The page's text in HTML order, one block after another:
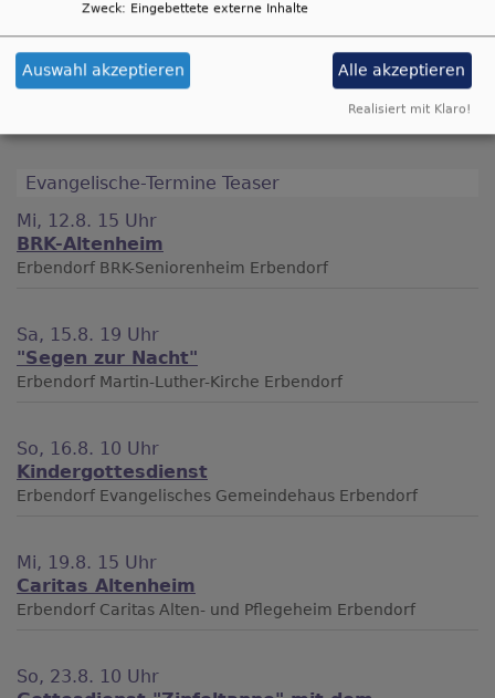
Kindergottesdienst
Erbendorf
Martin-
Evangelische-Termine Teaser
Mi, 12.8. 15 Uhr
BRK-Altenheim
Erbendorf BRK-Seniorenheim Erbendorf
Sa, 15.8. 19 Uhr
"Segen zur Nacht"
Erbendorf Martin-Luther-Kirche Erbendorf
So, 16.8. 10 Uhr
Kindergottesdienst
Erbendorf Evangelisches Gemeindehaus Erbendorf
Mi, 19.8. 15 Uhr
Caritas Altenheim
Erbendorf Caritas Alten- und Pflegeheim Erbendorf
So, 23.8. 10 Uhr
Zweck: Eingebettete externe Inhalte
Auswahl akzeptieren Alle akzeptieren
Realisiert mit Klaro!